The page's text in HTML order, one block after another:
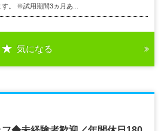
。 ※試用期間3ヵ月あ...
気になる